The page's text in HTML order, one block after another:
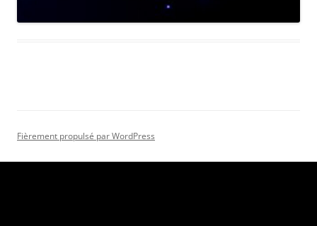
Fièrement propulsé par WordPress